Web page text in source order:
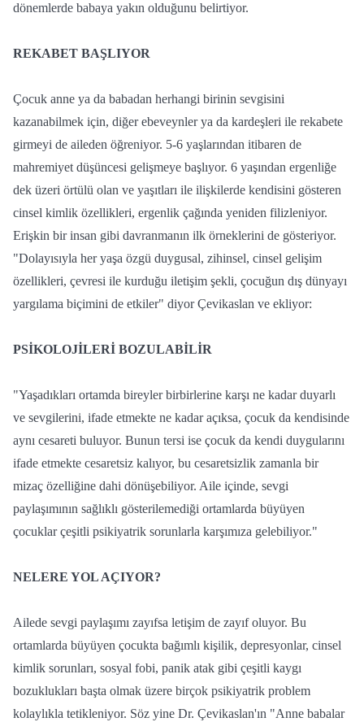
dönemlerde babaya yakın olduğunu belirtiyor.
REKABET BAŞLIYOR
Çocuk anne ya da babadan herhangi birinin sevgisini
kazanabilmek için, diğer ebeveynler ya da kardeşleri ile rekabete
girmeyi de aileden öğreniyor. 5-6 yaşlarından itibaren de
mahremiyet düşüncesi gelişmeye başlıyor. 6 yaşından ergenliğe
dek üzeri örtülü olan ve yaşıtları ile ilişkilerde kendisini gösteren
cinsel kimlik özellikleri, ergenlik çağında yeniden filizleniyor.
Erişkin bir insan gibi davranmanın ilk örneklerini de gösteriyor.
"Dolayısıyla her yaşa özgü duygusal, zihinsel, cinsel gelişim
özellikleri, çevresi ile kurduğu iletişim şekli, çocuğun dış dünyayı
yargılama biçimini de etkiler" diyor Çevikaslan ve ekliyor:
PSİKOLOJİLERİ BOZULABİLİR
"Yaşadıkları ortamda bireyler birbirlerine karşı ne kadar duyarlı
ve sevgilerini, ifade etmekte ne kadar açıksa, çocuk da kendisinde
aynı cesareti buluyor. Bunun tersi ise çocuk da kendi duygularını
ifade etmekte cesaretsiz kalıyor, bu cesaretsizlik zamanla bir
mizaç özelliğine dahi dönüşebiliyor. Aile içinde, sevgi
paylaşımının sağlıklı gösterilemediği ortamlarda büyüyen
çocuklar çeşitli psikiyatrik sorunlarla karşımıza gelebiliyor."
NELERE YOL AÇIYOR?
Ailede sevgi paylaşımı zayıfsa letişim de zayıf oluyor. Bu
ortamlarda büyüyen çocukta bağımlı kişilik, depresyonlar, cinsel
kimlik sorunları, sosyal fobi, panik atak gibi çeşitli kaygı
bozuklukları başta olmak üzere birçok psikiyatrik problem
kolaylıkla tetikleniyor. Söz yine Dr. Çevikaslan'ın "Anne babalar